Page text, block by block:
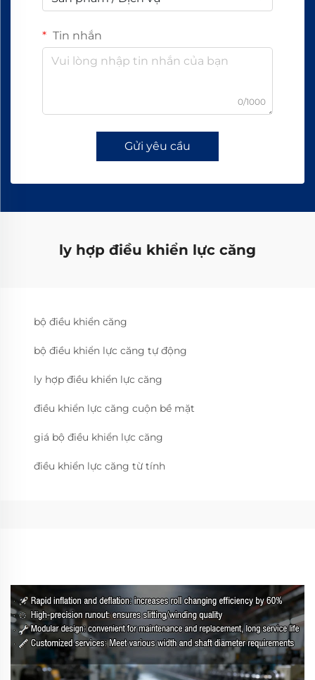
Tin nhắn
0/1000
Gửi yêu cầu
ly hợp điều khiển lực căng
bộ điều khiển căng
bộ điều khiển lực căng tự động
ly hợp điều khiển lực căng
điều khiển lực căng cuộn bề mặt
giá bộ điều khiển lực căng
điều khiển lực căng từ tính